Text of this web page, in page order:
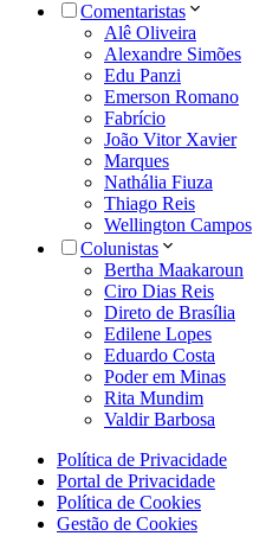
Comentaristas
Alê Oliveira
Alexandre Simões
Edu Panzi
Emerson Romano
Fabrício
João Vitor Xavier
Marques
Nathália Fiuza
Thiago Reis
Wellington Campos
Colunistas
Bertha Maakaroun
Ciro Dias Reis
Direto de Brasília
Edilene Lopes
Eduardo Costa
Poder em Minas
Rita Mundim
Valdir Barbosa
Política de Privacidade
Portal de Privacidade
Política de Cookies
Gestão de Cookies